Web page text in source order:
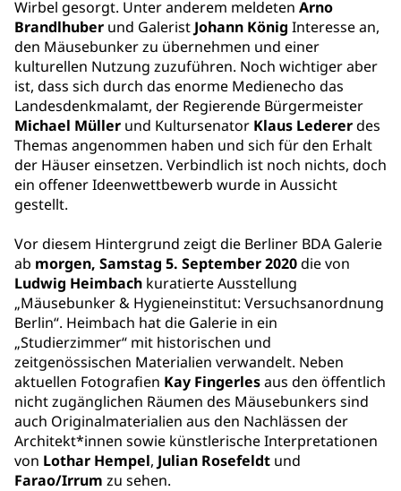
Wirbel gesorgt. Unter anderem meldeten Arno
Brandlhuber und Galerist Johann König Interesse an,
den Mäusebunker zu übernehmen und einer
kulturellen Nutzung zuzuführen. Noch wichtiger aber
ist, dass sich durch das enorme Medienecho das
Landesdenkmalamt, der Regierende Bürgermeister
Michael Müller und Kultursenator Klaus Ledererdes
Themas angenommen haben und sich für den Erhalt
der Häuser einsetzen. Verbindlich ist noch nichts, doch
ein offener Ideenwettbewerb wurde in Aussicht
gestellt.
Vor diesem Hintergrund zeigt die Berliner BDA Galerie
ab morgen, Samstag 5. September 2020die von
Ludwig Heimbach kuratierte Ausstellung
„Mäusebunker & Hygieneinstitut: Versuchsanordnung
Berlin“. Heimbach hat die Galerie in ein
„Studierzimmer“ mit historischen und
zeitgenössischen Materialien verwandelt. Neben
aktuellen Fotografien Kay Fingerlesaus den öffentlich
nicht zugänglichen Räumen des Mäusebunkers sind
auch Originalmaterialien aus den Nachlässen der
Architekt*innen sowie künstlerische Interpretationen
von Lothar Hempel, Julian Rosefeldt und
Farao/Irrum zu sehen.